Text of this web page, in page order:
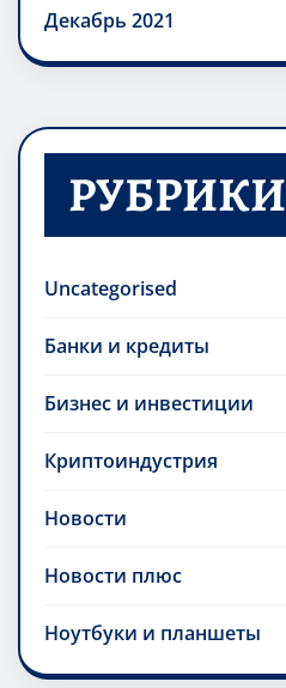
Декабрь 2021
РУБРИКИ
Uncategorised
Банки и кредиты
Бизнес и инвестиции
Криптоиндустрия
Новости
Новости плюс
Ноутбуки и планшеты